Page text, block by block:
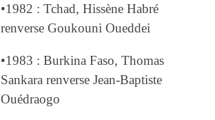
•1982 : Tchad, Hissène Habré
renverse Goukouni Oueddei
•1983 : Burkina Faso, Thomas
Sankara renverse Jean-Baptiste
Ouédraogo